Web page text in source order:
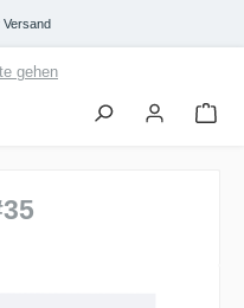
Versand